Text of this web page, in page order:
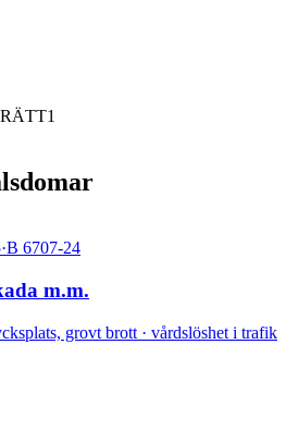
1
·B 6707-24
m.m.
grovt brott · vårdslöshet i trafik